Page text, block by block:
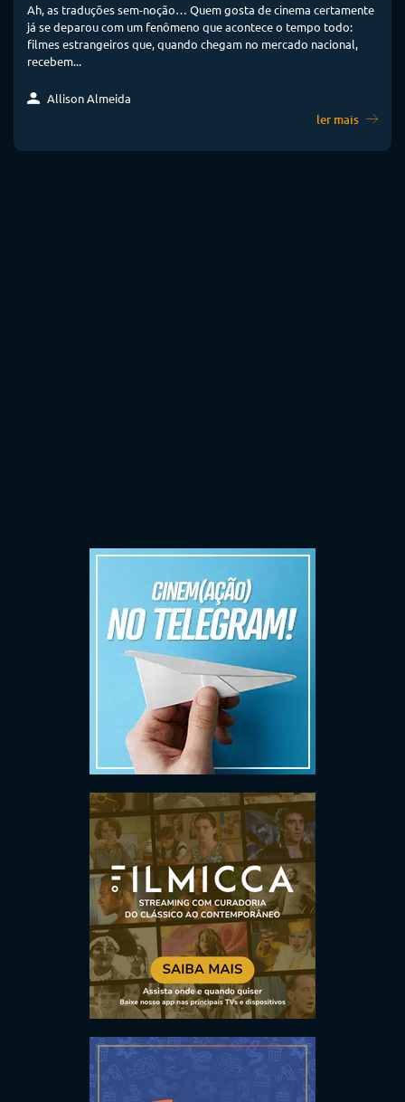
Ah, as traduções sem-noção… Quem gosta de cinema certamente
já se deparou com um fenômeno que acontece o tempo todo:
filmes estrangeiros que, quando chegam no mercado nacional,
recebem...
Allison Almeida
ler mais